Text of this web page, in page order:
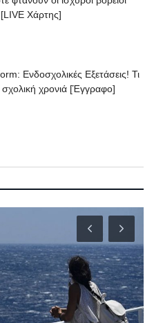
Χάρτης]
Ενδοσχολικές Εξετάσεις! Τι
σχολική χρονιά [Έγγραφο]